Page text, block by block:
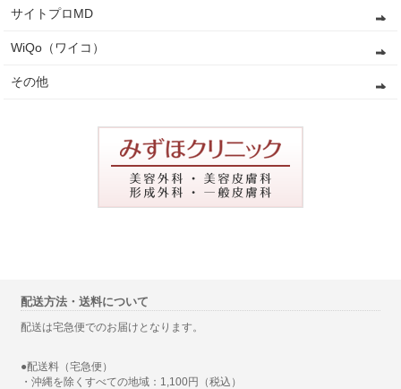
サイトプロMD
WiQo（ワイコ）
その他
配送方法・送料について
配送は宅急便でのお届けとなります。
●配送料（宅急便）
・沖縄を除くすべての地域：1,100円（税込）